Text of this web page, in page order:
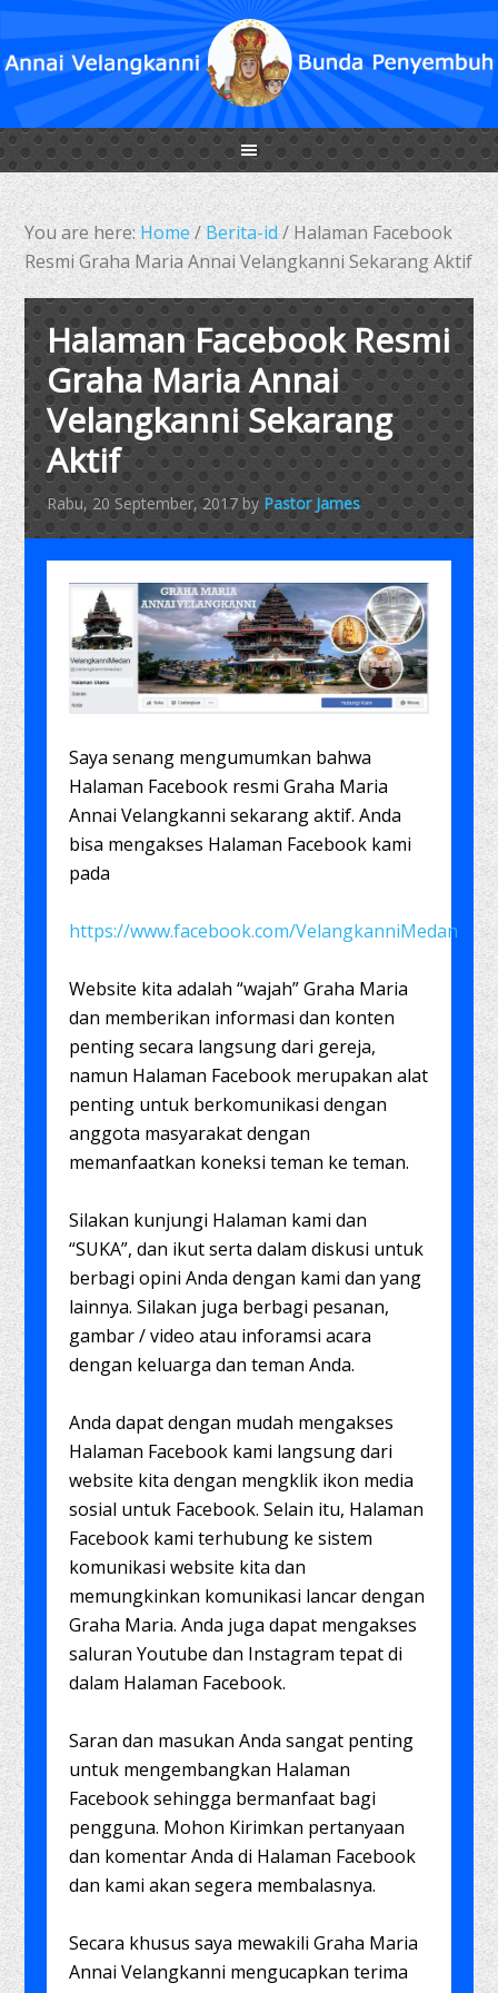
You are here: Home/ Berita-id/Halaman Facebook
Resmi Graha Maria Annai Velangkanni Sekarang Aktif
Halaman Facebook Resmi
Graha Maria Annai
Velangkanni Sekarang
Aktif
Rabu, 20 September, 2017 by Pastor James
Saya senang mengumumkan bahwa
Halaman Facebook resmi Graha Maria
Annai Velangkanni sekarang aktif. Anda
bisa mengakses Halaman Facebook kami
pada
https://www.facebook.com/VelangkanniMedan
Website kita adalah “wajah” Graha Maria
dan memberikan informasi dan konten
penting secara langsung dari gereja,
namun Halaman Facebook merupakan alat
penting untuk berkomunikasi dengan
anggota masyarakat dengan
memanfaatkan koneksi teman ke teman.
Silakan kunjungi Halaman kami dan
“SUKA”, dan ikut serta dalam diskusi untuk
berbagi opini Anda dengan kami dan yang
lainnya. Silakan juga berbagi pesanan,
gambar / video atau inforamsi acara
dengan keluarga dan teman Anda.
Anda dapat dengan mudah mengakses
Halaman Facebook kami langsung dari
website kita dengan mengklik ikon media
sosial untuk Facebook. Selain itu, Halaman
Facebook kami terhubung ke sistem
komunikasi website kita dan
memungkinkan komunikasi lancar dengan
Graha Maria. Anda juga dapat mengakses
saluran Youtube dan Instagram tepat di
dalam Halaman Facebook.
Saran dan masukan Anda sangat penting
untuk mengembangkan Halaman
Facebook sehingga bermanfaat bagi
pengguna. Mohon Kirimkan pertanyaan
dan komentar Anda di Halaman Facebook
dan kami akan segera membalasnya.
Secara khusus saya mewakili Graha Maria
Annai Velangkanni mengucapkan terima